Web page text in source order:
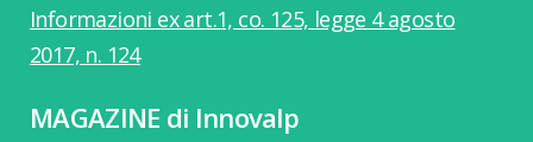
Informazioni ex art.1, co. 125, legge 4 agosto
2017, n. 124
MAGAZINE di Innovalp